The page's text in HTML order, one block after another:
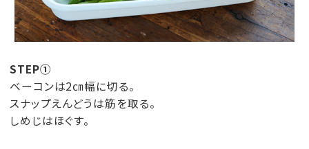
STEP①
ベーコンは2㎝幅に切る。
スナップえんどうは筋を取る。
しめじはほぐす。